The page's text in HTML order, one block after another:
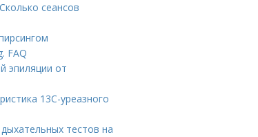
сеансов
FAQ
эпиляции от
13С-уреазного
тестов на